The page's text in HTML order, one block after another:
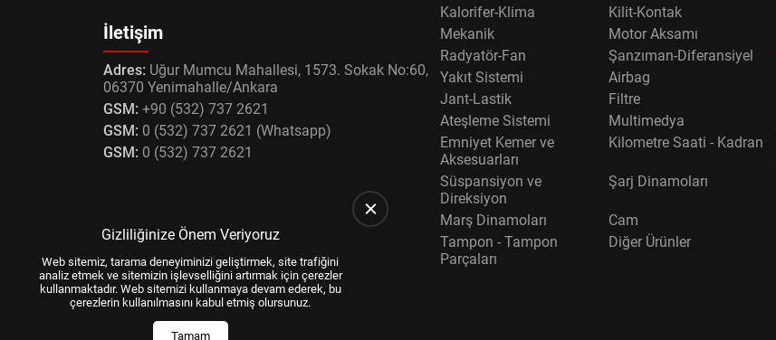
İletişim
Adres: Uğur Mumcu Mahallesi, 1573. Sokak No:60,
06370 Yenimahalle/Ankara
GSM: +90 (532) 737 2621
GSM: 0 (532) 737 2621 (Whatsapp)
GSM: 0 (532) 737 2621
Kalorifer-Klima
Kilit-Kontak
Mekanik
Motor Aksamı
Radyatör-Fan
Şanzıman-Diferansiyel
Yakıt Sistemi
Airbag
Jant-Lastik
Filtre
Ateşleme Sistemi
Multimedya
Emniyet Kemer ve
Aksesuarları
Kilometre Saati - Kadran
Süspansiyon ve
Direksiyon
Şarj Dinamoları
Marş Dinamoları
Cam
Tampon - Tampon
Parçaları
Diğer Ürünler
Gizliliğinize Önem Veriyoruz
Web sitemiz, tarama deneyiminizi geliştirmek, site trafiğini
analiz etmek ve sitemizin işlevselliğini artırmak için çerezler
kullanmaktadır. Web sitemizi kullanmaya devam ederek, bu
çerezlerin kullanılmasını kabul etmiş olursunuz.
Tamam